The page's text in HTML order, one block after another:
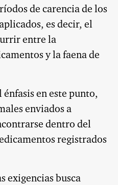
de carencia de los
es decir, el
entre la
y la faena de
en este punto,
enviados a
dentro del
registrados
exigencias busca